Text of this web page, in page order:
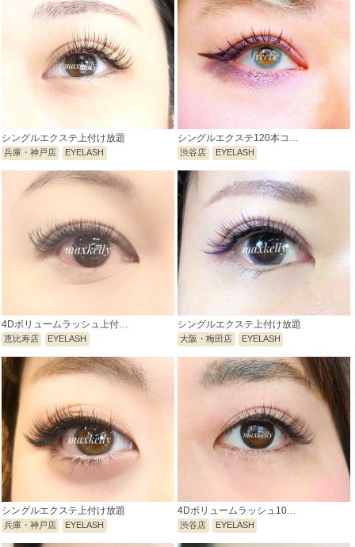
シングルエクステ上付け放題
兵庫・神戸店 EYELASH
シングルエクステ120本コ…
渋谷店 EYELASH
4Dボリュームラッシュ上付…
恵比寿店 EYELASH
シングルエクステ上付け放題
大阪・梅田店 EYELASH
シングルエクステ上付け放題
兵庫・神戸店 EYELASH
4Dボリュームラッシュ10…
渋谷店 EYELASH